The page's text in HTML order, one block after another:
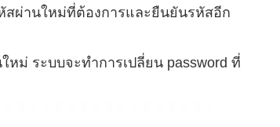
ผ่านใหม่ที่ต้องการและยืนยันรหัสอีก
ม่ ระบบจะทำการเปลี่ยน password ที่